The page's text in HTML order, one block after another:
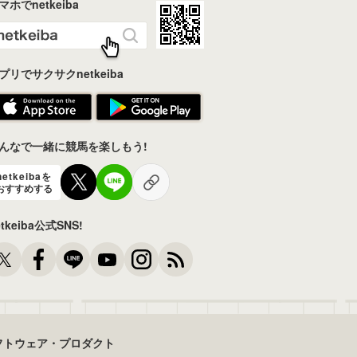
ホでnetkeiba
リでサクサクnetkeiba
なで一緒に競馬を楽しもう!
を
すすめする
公式SNS!
ウェア・プロダクト